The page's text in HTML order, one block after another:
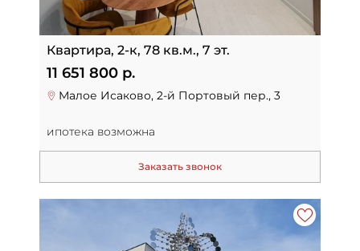
Квартира, 2-к, 78 кв.м., 7 эт.
11 651 800 р.
Малое Исаково, 2-й Портовый пер., 3
ипотека возможна
Заказать звонок